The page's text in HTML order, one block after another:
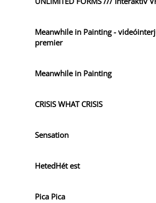
Meanwhile in Painting -
premier
Meanwhile in Painting
CRISIS WHAT CRISIS
Sensation
HetedHét est
Pica Pica